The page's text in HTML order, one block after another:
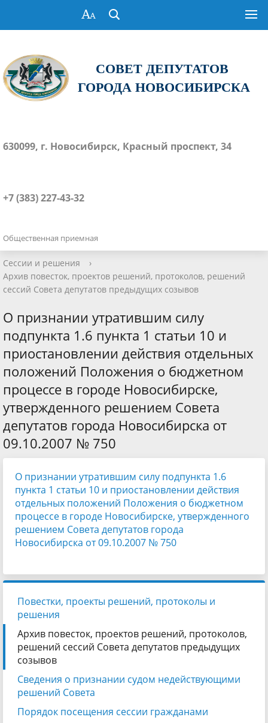
СОВЕТ ДЕПУТАТОВ
ГОРОДА НОВОСИБИРСКА
630099, г. Новосибирск, Красный проспект, 34
+7 (383) 227-43-32
Общественная приемная
Сессии и решения
›
Архив повесток, проектов решений, протоколов, решений
сессий Совета депутатов предыдущих созывов
О признании утратившим силу
подпункта 1.6 пункта 1 статьи 10 и
приостановлении действия отдельных
положений Положения о бюджетном
процессе в городе Новосибирске,
утвержденного решением Совета
депутатов города Новосибирска от
09.10.2007 № 750
О признании утратившим силу подпункта 1.6
пункта 1 статьи 10 и приостановлении действия
отдельных положений Положения о бюджетном
процессе в городе Новосибирске, утвержденного
решением Совета депутатов города
Новосибирска от 09.10.2007 № 750
Повестки, проекты решений, протоколы и
решения
Архив повесток, проектов решений, протоколов,
решений сессий Совета депутатов предыдущих
созывов
Сведения о признании судом недействующими
решений Совета
Порядок посещения сессии гражданами